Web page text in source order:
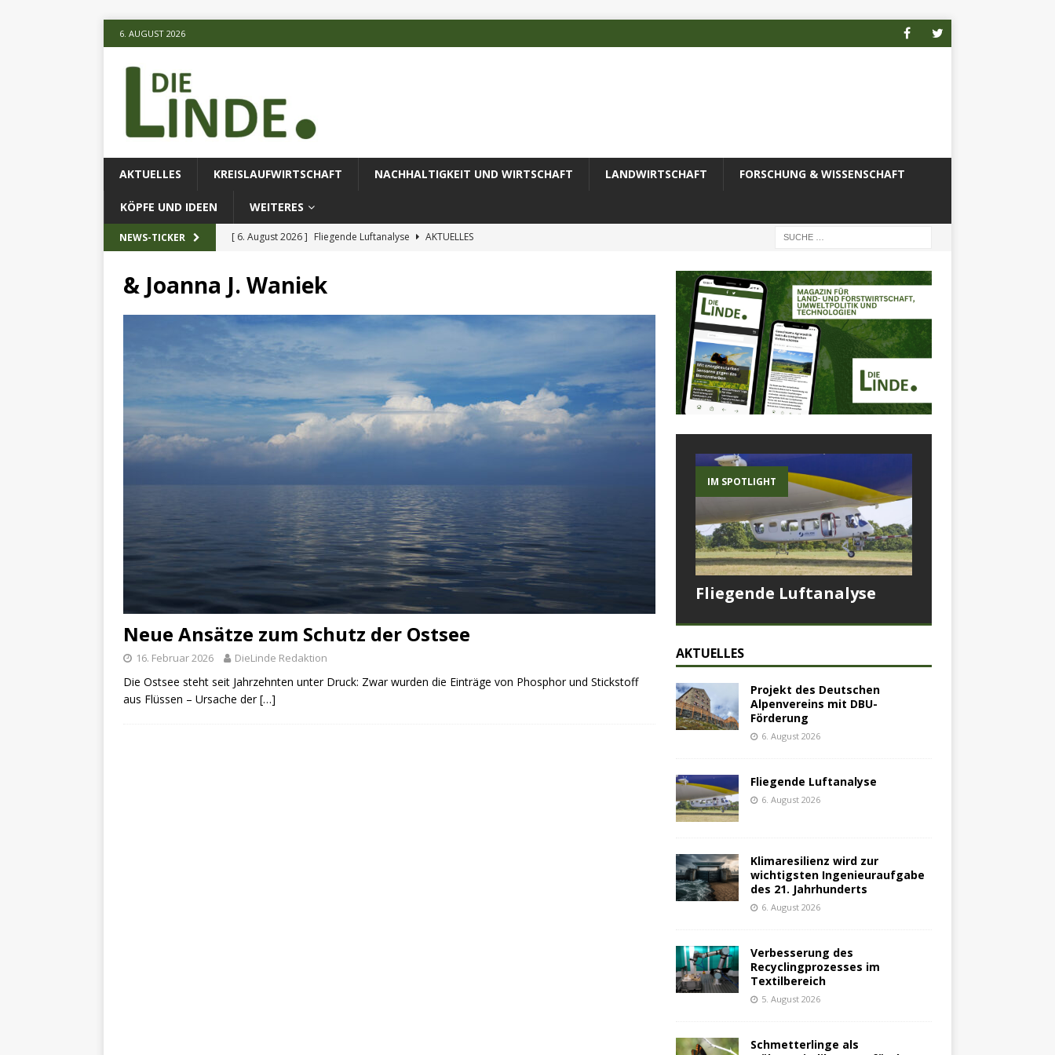
6. AUGUST 2026
AKTUELLES KREISLAUFWIRTSCHAFT NACHHALTIGKEIT UND WIRTSCHAFT LANDWIRTSCHAFT FORSCHUNG & WISSENSCHAFT
KÖPFE UND IDEEN WEITERES
NEWS-TICKER [ 6. August 2026 ] Fliegende Luftanalyse
AKTUELLES
AKTUELLES
[ 6. August 2026 ] Projekt des Deutschen Alpenvereins mit DBU-Förderung AKTUELLES
& Joanna J. Waniek
Neue Ansätze zum Schutz der Ostsee
16. Februar 2026 DieLinde Redaktion
Die Ostsee steht seit Jahrzehnten unter Druck: Zwar wurden die Einträge von Phosphor und Stickstoff
aus Flüssen – Ursache der[…]
IM SPOTLIGHT
Fliegende Luftanalyse
AKTUELLES
Projekt des Deutschen
Alpenvereins mit DBU-
Förderung
6. August 2026
Fliegende Luftanalyse
6. August 2026
Klimaresilienz wird zur
wichtigsten Ingenieuraufgabe
des 21. Jahrhunderts
6. August 2026
Verbesserung des
Recyclingprozesses im
Textilbereich
5. August 2026
Schmetterlinge als